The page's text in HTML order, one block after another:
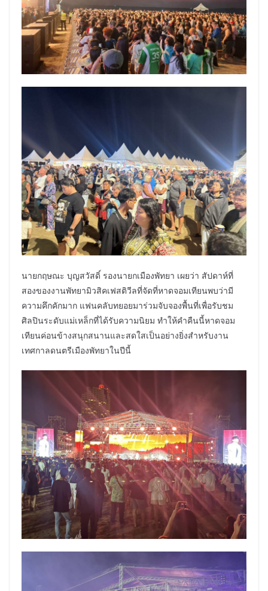
นายกฤษณะ บุญสวัสดิ์ รองนายกเมืองพัทยา เผยว่า สัปดาห์ที่
สองของงานพัทยามิวสิคเฟสติวีลที่จัดที่หาดจอมเทียนพบว่ามี
ความคึกคักมาก แฟนคลับทยอยมาร่วมจับจองพื้นที่เพื่อรับชม
ศิลปินระดับแม่เหล็กที่ได้รับความนิยม ทำให้คำคืนนี้หาดจอม
เทียนค่อนข้างสนุกสนานและสดใสเป็นอย่างยิ่งสำหรับงาน
เทศกาลดนตรีเมืองพัทยาในปีนี้